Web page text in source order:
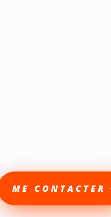
ME CONTACTER